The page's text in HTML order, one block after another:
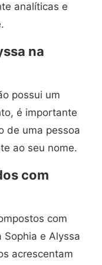
analíticas e
na
possui um
é importante
de uma pessoa
ao seu nome.
com
com
Sophia e Alyssa
acrescentam